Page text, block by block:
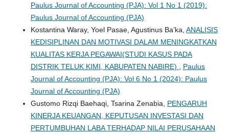
Paulus Journal of Accounting (PJA): Vol 1 No 1 (2019):
Paulus Journal of Accounting (PJA)
Kostantina Waray, Yoel Pasae, Agustinus Ba’ka, ANALISIS
KEDISIPLINAN DAN MOTIVASI DALAM MENINGKATKAN
KUALITAS KERJA PEGAWAI(STUDI KASUS PADA
DISTRIK TELUK KIMI, KABUPATEN NABIRE)
Paulus
Journal of Accounting (PJA): Vol 6 No 1 (2024): Paulus
Journal of Accounting (PJA)
Gustomo Rizqi Baehaqi, Tsarina Zenabia, PENGARUH
KINERJA KEUANGAN, KEPUTUSAN INVESTASI DAN
PERTUMBUHAN LABA TERHADAP NILAI PERUSAHAAN